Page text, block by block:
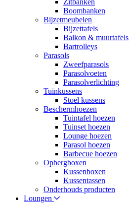
Boombanken
Bijzetmeubelen
Bijzettafels
Balkon & muurtafels
Bartrolleys
Parasols
Zweefparasols
Parasolvoeten
Parasolverlichting
Tuinkussens
Stoel kussens
Beschermhoezen
Tuintafel hoezen
Tuinset hoezen
Lounge hoezen
Parasol hoezen
Barbecue hoezen
Opbergboxen
Kussenboxen
Kussentassen
Onderhouds producten
Loungen